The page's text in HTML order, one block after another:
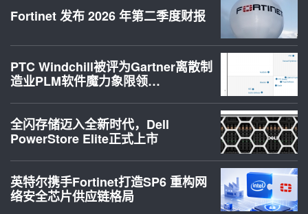
Fortinet 发布 2026 年第二季度财报
PTC Windchill被评为Gartner离散制
造业PLM软件魔力象限领…
全闪存储迈入全新时代，Dell
PowerStore Elite正式上市
英特尔携手Fortinet打造SP6 重构网
络安全芯片供应链格局